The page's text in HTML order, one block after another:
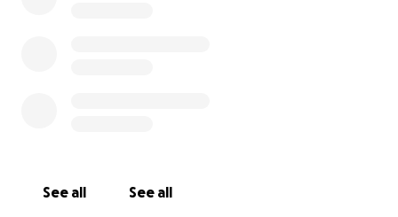
See all See all